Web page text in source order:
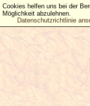
Cookies helfen uns bei der
Möglichkeit abzulehnen.
Datenschutzrichtlinie